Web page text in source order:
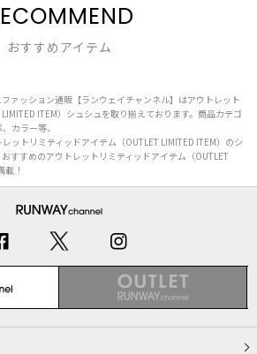
おすすめアイテム
ァッション通販【ランウェイチャンネル】はアウトレット
ITEM）シュシュを取り揃えております。商品カテゴ
カラー等、
ットリミティッドアイテム（OUTLET LIMITED ITEM）のシ
すすめのアウトレットリミティッドアイテム（OUTLET
載！